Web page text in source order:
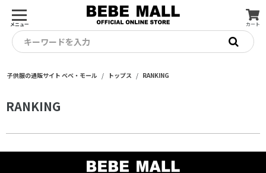
メニュー カート
キーワードを入力
子供服の通販サイト ベベ・モール トップス RANKING
RANKING